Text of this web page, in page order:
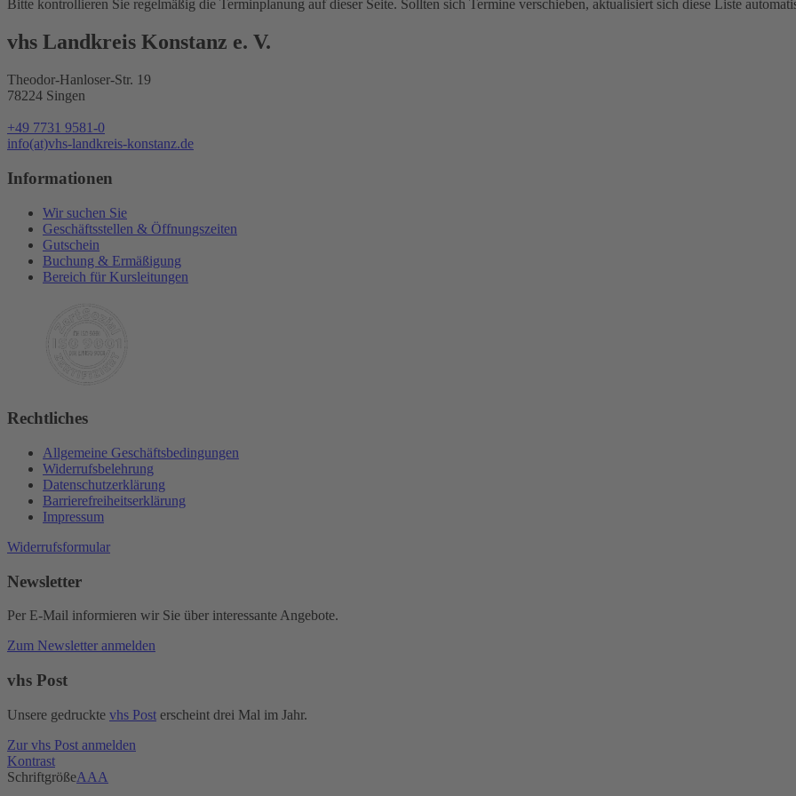
Bitte kontrollieren Sie regelmäßig die Terminplanung auf dieser Seite. Sollten sich Termine verschieben, aktualisiert sich diese Liste
vhs Landkreis Konstanz e. V.
Theodor-Hanloser-Str. 19
78224 Singen
+49 7731 9581-0
info(at)vhs-landkreis-konstanz.de
Informationen
Wir suchen Sie
Geschäftsstellen & Öffnungszeiten
Gutschein
Buchung & Ermäßigung
Bereich für Kursleitungen
Rechtliches
Allgemeine Geschäftsbedingungen
Widerrufsbelehrung
Datenschutzerklärung
Barrierefreiheitserklärung
Impressum
Widerrufsformular
Newsletter
Per E-Mail informieren wir Sie über interessante Angebote.
Zum Newsletter anmelden
vhs Post
Unsere gedruckte vhs Post erscheint drei Mal im Jahr.
Zur vhs Post anmelden
Kontrast
SchriftgrößeAAA